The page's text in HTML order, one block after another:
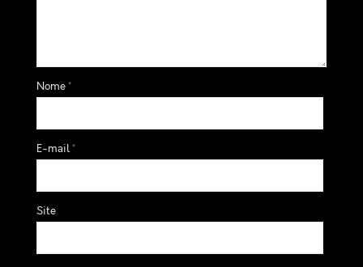
Nome *
E-mail*
Site